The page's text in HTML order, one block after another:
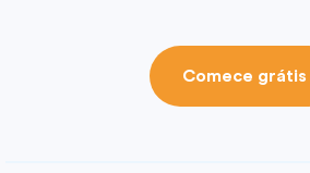
Comece grátis